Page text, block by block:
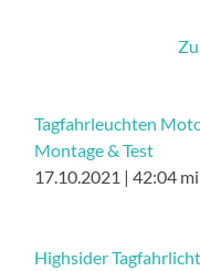
Tagfahrleuchten
Montage & Test
17.10.2021 | 42:04
Highsider